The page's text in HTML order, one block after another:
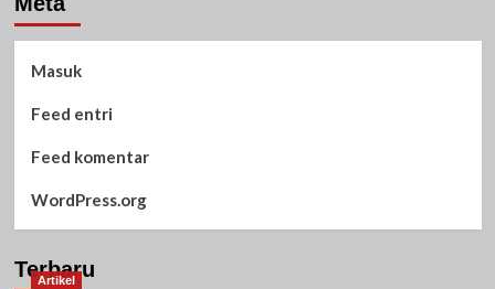
Masuk
Feed entri
Feed komentar
WordPress.org
Terbaru
Artikel